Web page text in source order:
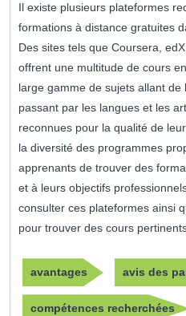
Il existe plusieurs plateformes
formations à distance gratuites
Des sites tels que Coursera,
offrent une multitude de cours
large gamme de sujets allant
passant par les langues et les
reconnues pour la qualité de
la diversité des programmes
apprenants de trouver des
et à leurs objectifs
consulter ces plateformes ainsi
pour trouver des cours
avantages avis des
compétences recherchées